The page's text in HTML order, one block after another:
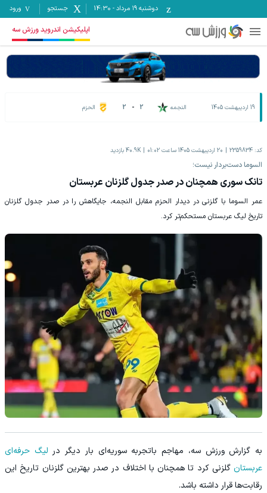
دوشنبه ۱۹ مرداد -
14:30 جستجو ورود
اپلیکیشن اندروید ورزش سه
19 اردیبهشت 1405 النجمه 2
-
2 الحزم
کد: 2359834 20 اردیبهشت 1405 ساعت 01:02 40.9K بازدید
السوما دست‌بردار نیست؛
تانک سوری همچنان در صدر جدول گلزنان عربستان
عمر السوما با گلزنی در دیدار الحزم مقابل النجمه، جایگاهش را در صدر جدول گلزنان
تاریخ لیگ عربستان مستحکم‌تر کرد.
به گزارش ورزش سه، مهاجم باتجربه سوریه‌ای بار دیگر در لیگ حرفه‌ای
عربستان گلزنی کرد تا همچنان با اختلاف در صدر بهترین گلزنان تاریخ این
رقابت‌ها قرار داشته باشد.